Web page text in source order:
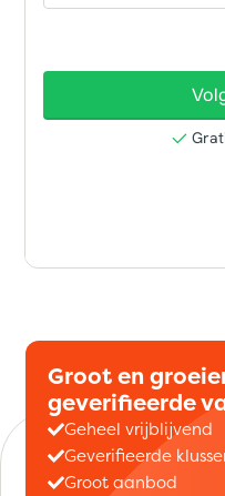
Groot en
geverifieerde
Geheel vrijblijvend
Geverifieerde
Groot aanbod